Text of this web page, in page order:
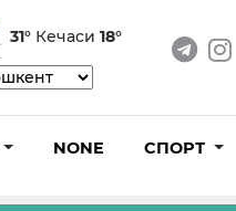
31° Кечаси 18°
NONE СПОРТ